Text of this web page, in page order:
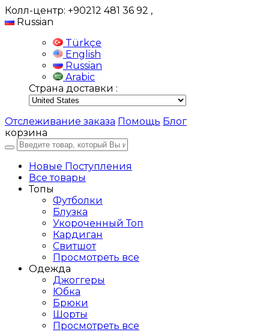
Колл-центр: +90212 481 36 92 ,
Russian
Türkçe
English
Russian
Arabic
Страна доставки :
Отслеживание заказа Помощь Блог
корзина
Новые Поступления
Все товары
Топы
Футболки
Блузка
Укороченный Топ
Кардиган
Свитшот
Просмотреть все
Одежда
Джоггеры
Юбка
Брюки
Шорты
Просмотреть все